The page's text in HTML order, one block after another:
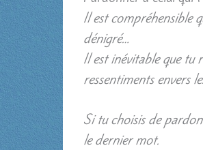
Il est compréhensible
dénigré…
Il est inévitable que tu
ressentiments envers
Si tu choisis de
le dernier mot.